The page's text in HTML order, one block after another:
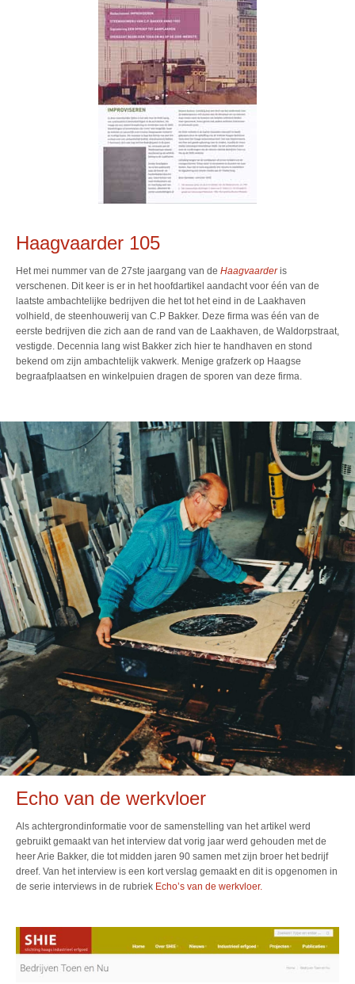
Haagvaarder 105
Het mei nummer van de 27ste jaargang van de Haagvaarderis
verschenen. Dit keer is er in het hoofdartikel aandacht voor één van de
laatste ambachtelijke bedrijven die het tot het eind in de Laakhaven
volhield, de steenhouwerij van C.P Bakker. Deze firma was één van de
eerste bedrijven die zich aan de rand van de Laakhaven, de Waldorpstraat,
vestigde. Decennia lang wist Bakker zich hier te handhaven en stond
bekend om zijn ambachtelijk vakwerk. Menige grafzerk op Haagse
begraafplaatsen en winkelpuien dragen de sporen van deze firma.
Echo van de werkvloer
Als achtergrondinformatie voor de samenstelling van het artikel werd
gebruikt gemaakt van het interview dat vorig jaar werd gehouden met de
heer Arie Bakker, die tot midden jaren 90 samen met zijn broer het bedrijf
dreef. Van het interview is een kort verslag gemaakt en dit is opgenomen in
de serie interviews in de rubriek Echo’s van de werkvloer.